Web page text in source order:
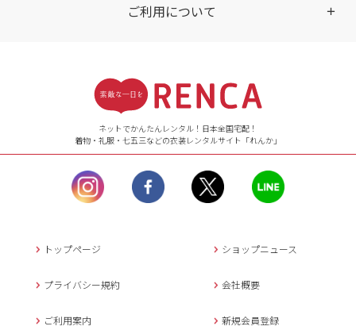
ご利用について
【ご注文（インターネット）】
24時間年中無休
【お問い合わせ窓口（メー
ル）】10:00~17:00
土曜日、日曜日、臨
時休業日を除く。
営業時間外にいただ
返信させていただきま
年末年始、大型連休
ネットでかんたんレンタル！日本全国宅配！
着物・礼服・七五三などの衣装レンタルサイト「れんか」
トップページ ショップニュース
プライバシー規約 会社概要
ご利用案内 新規会員登録